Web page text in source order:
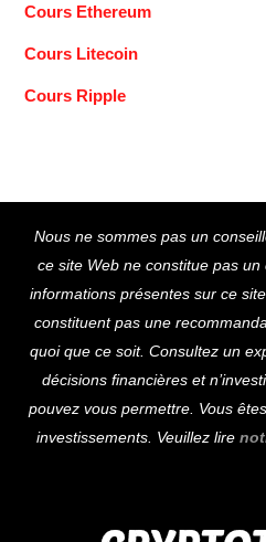
Cours Ethereum
Cours Litecoin
Cours Ripple
To
Nous ne sommes pas un
ce site Web ne constitue pas
informations présentes sur ce
constituent pas une
quoi que ce soit. Consultez un
décisions financières et
pouvez vous permettre. Vous
investissements. Veuillez lire